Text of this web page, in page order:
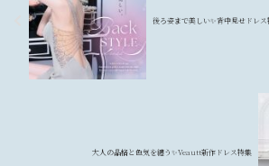
後ろ姿まで美しい✨背中見せドレス
大人の品格と色気を纏う✨Veautt新作ドレス特集